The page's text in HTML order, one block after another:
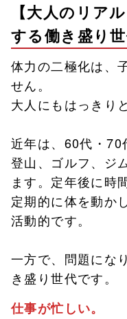
【大人のリア
する働き盛り
体力の二極化は、
せん。
大人にもはっきり
近年は、60代・70
登山、ゴルフ、ジ
ます。定年後に時
定期的に体を動か
活動的です。
一方で、問題にな
き盛り世代です。
仕事が忙しい。